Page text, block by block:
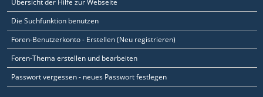
Übersicht der Hilfe zur Webseite
Die Suchfunktion benutzen
Foren-Benutzerkonto - Erstellen (Neu registrieren)
Foren-Thema erstellen und bearbeiten
Passwort vergessen - neues Passwort festlegen